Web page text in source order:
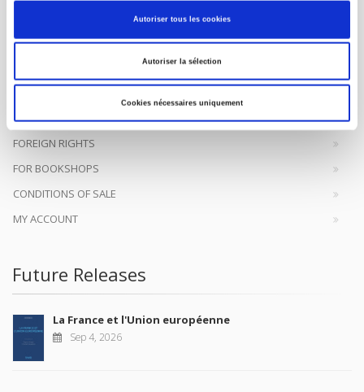
Autoriser tous les cookies
Autoriser la sélection
Cookies nécessaires uniquement
original research, to edit reference works for student use, and to
help public and political debate.continue
CONTACTS
FOREIGN RIGHTS
FOR BOOKSHOPS
CONDITIONS OF SALE
MY ACCOUNT
Future Releases
La France et l'Union européenne
Sep 4, 2026